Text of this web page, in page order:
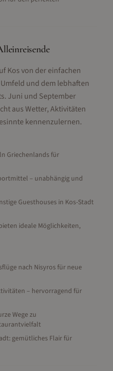
Kos von der einfachen
und dem lebhaften
Juni und September
aus Wetter, Aktivitäten
kennenzulernen.
Griechenlands für
– unabhängig und
Guesthouses in Kos-Stadt
ideale Möglichkeiten,
nach Nisyros für neue
– hervorragend für
Wege zu
gemütliches Flair für